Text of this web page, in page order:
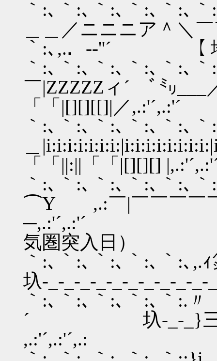
｀:､｀:､｀:､｀:､｀:､
＿＿／ニニニア＾＼
｀:､,.．-‐''´ 【
｀:､｀:､｀:､｀:､｀:､
￣|ZZZZZィ´ ﾞ㍉___
「「|[][][[]|／,.:'´,.:'´
｀:､｀:､｀:､｀:､｀:､
＿
「「||:||「「|[][][]
｀:､｀:､｀:､｀:､｀:､
⌒Y ,.:￣|￣￣￣￣￣
─,.:'´,.:'´ （22
気圏突入日）
｀:､｀:､｀:､｀:､｀:､
圦-_-_-_-_-_-_-_-_-_-_-
｀:､｀:､｀:､｀:､｀:.
´ 圦-_-_}三三三
,.:'´,.:'´,.: